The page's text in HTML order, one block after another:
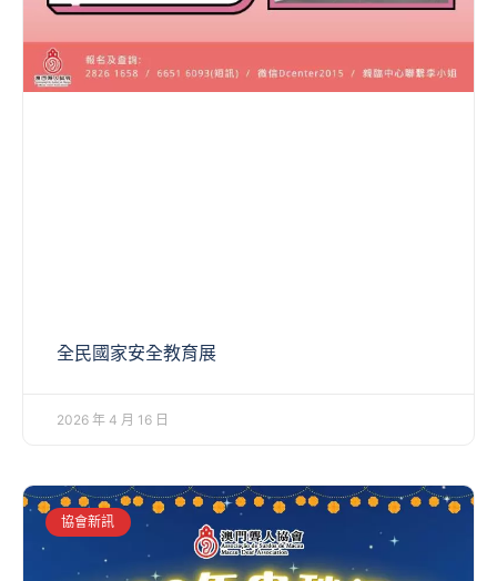
全民國家安全教育展
2026 年 4 月 16 日
協會新訊